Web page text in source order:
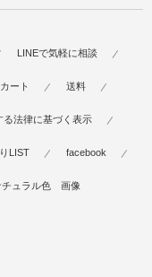
LINEで気軽に相談
カート 送料
る法律に基づく表示
LIST facebook
ュラル色 画像